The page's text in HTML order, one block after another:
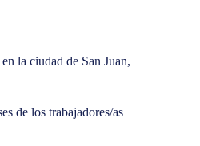
la ciudad de San Juan,
de los trabajadores/as